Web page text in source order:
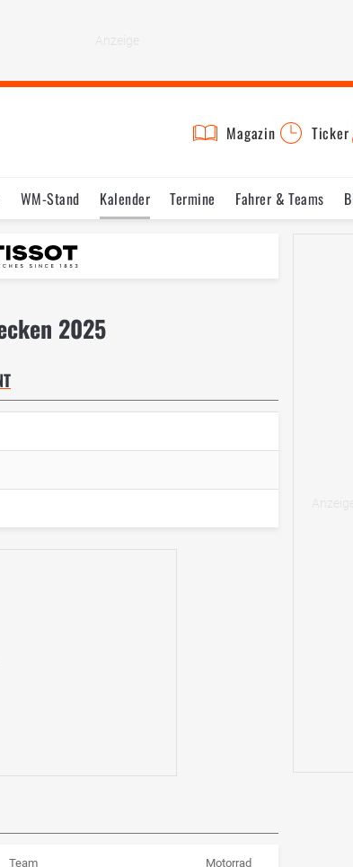
Magazin Ticker
WM-Stand Kalender Termine Fahrer & Teams
2025
Team Motorrad